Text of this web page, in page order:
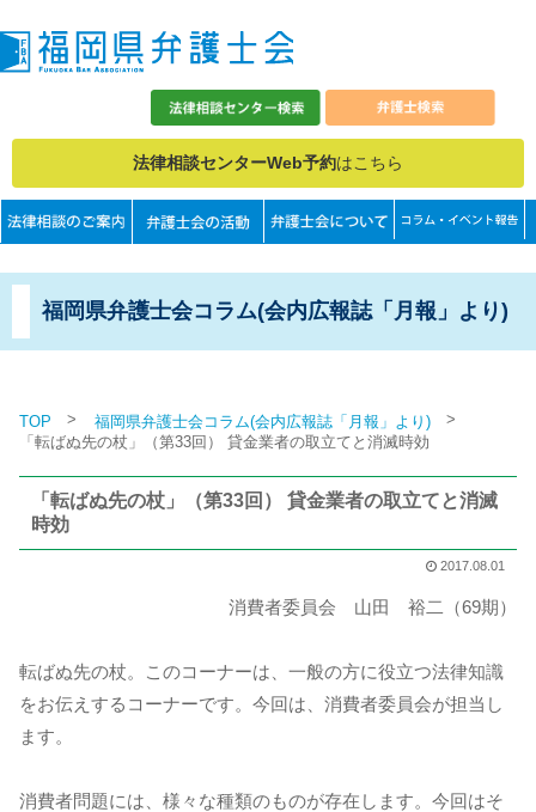
法律相談センターWeb予約はこちら
福岡県弁護士会コラム(会内広報誌「月報」より)
TOP > 福岡県弁護士会コラム(会内広報誌「月報」より) >
「転ばぬ先の杖」（第33回） 貸金業者の取立てと消滅時効
「転ばぬ先の杖」（第33回） 貸金業者の取立てと消滅
時効
2017.08.01
消費者委員会 山田 裕二（69期）
転ばぬ先の杖。このコーナーは、一般の方に役立つ法律知識
をお伝えするコーナーです。今回は、消費者委員会が担当し
ます。
消費者問題には、様々な種類のものが存在します。今回はそ